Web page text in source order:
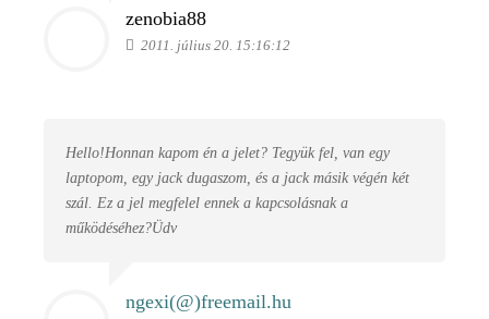
zenobia88
2011. július 20. 15:16:12
Hello!Honnan kapom én a jelet? Tegyük fel, van egy
laptopom, egy jack dugaszom, és a jack másik végén két
szál. Ez a jel megfelel ennek a kapcsolásnak a
működéséhez?Üdv
ngexi(@)freemail.hu